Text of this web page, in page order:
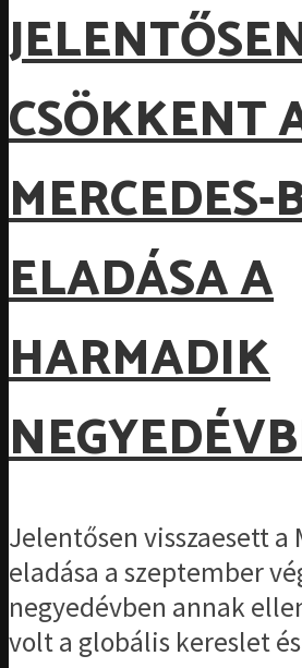
CSÖKKENT
MERCEDES-
ELADÁSA A
HARMADIK
Jelentősen visszaesett a
eladása a szeptember
negyedévben annak
volt a globális kereslet